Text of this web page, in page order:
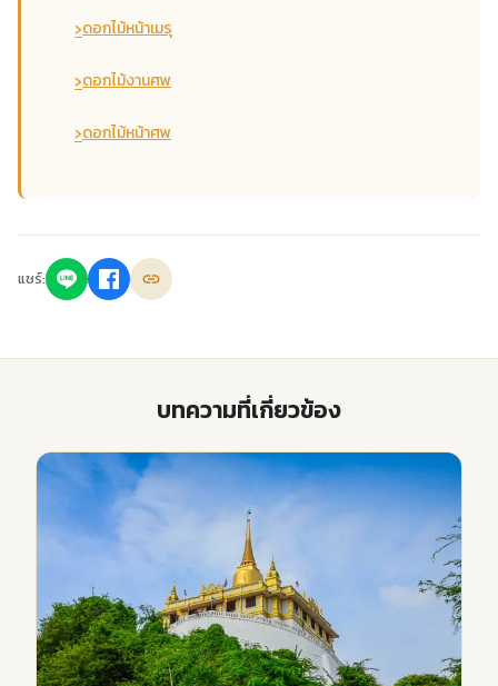
›ดอกไม้หน้าเมรุ
›ดอกไม้งานศพ
›ดอกไม้หน้าศพ
แชร์:
บทความที่เกี่ยวข้อง